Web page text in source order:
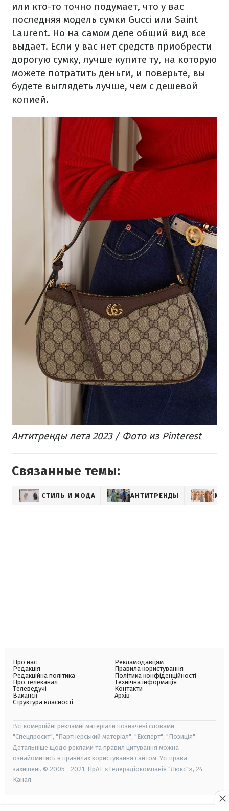
или кто-то точно подумает, что у вас
последняя модель сумки Gucci или Saint
Laurent. Но на самом деле общий вид все
выдает. Если у вас нет средств приобрести
дорогую сумку, лучше купите ту, на которую
можете потратить деньги, и поверьте, вы
будете выглядеть лучше, чем с дешевой
копией.
Антитренды лета 2023 / Фото из Pinterest
Связанные темы:
СТИЛЬ И МОДА АНТИТРЕНДЫ
Про нас
Редакція
Редакційна політика
Про телеканал
Телеведучі
Вакансії
Структура власності
Рекламодавцям
Правила користування
Політика конфіденційності
Технічна інформація
Контакти
Архів
Всі комерційні рекламні матеріали позначені словами
"Спецпроєкт", "Партнерський матеріал", "Експерт", "Позиція".
Детальніше щодо реклами та правил цитування можна
ознайомитись в правилах користування сайтом. Усі права
захищені. © 2005—2021, ПрАТ «Телерадіокомпанія "Люкс"», 24
Канал.